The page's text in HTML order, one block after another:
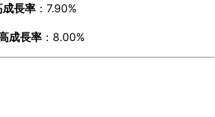
長率 ：7.90%
成長率 ：8.00%